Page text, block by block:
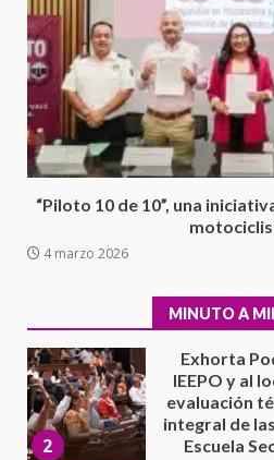
“Piloto 10 de 10”, una
4 marzo 2026
MINUTO A
7
16 julio 2026
1
Avanza con
el
Xanica:
7 agosto 2026
Exhorta
Escuela
Moisés
5 agosto 2026
3
Ciudad
5 agosto 2026